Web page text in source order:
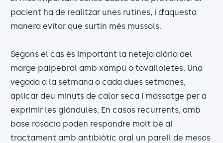
pacient ha de realitzar unes rutines, i d’aquesta
manera evitar que surtin més mussols.
Segons el cas és important la neteja diària del
marge palpebral amb xampú o tovalloletes. Una
vegada a la setmana o cada dues setmanes,
aplicar deu minuts de calor seca i massatge per a
exprimir les glàndules. En casos recurrents, amb
base rosàcia poden respondre molt bé al
tractament amb antibiòtic oral un parell de mesos